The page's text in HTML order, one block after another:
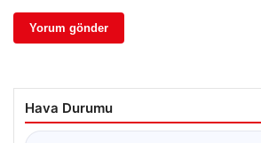
Hava Durumu